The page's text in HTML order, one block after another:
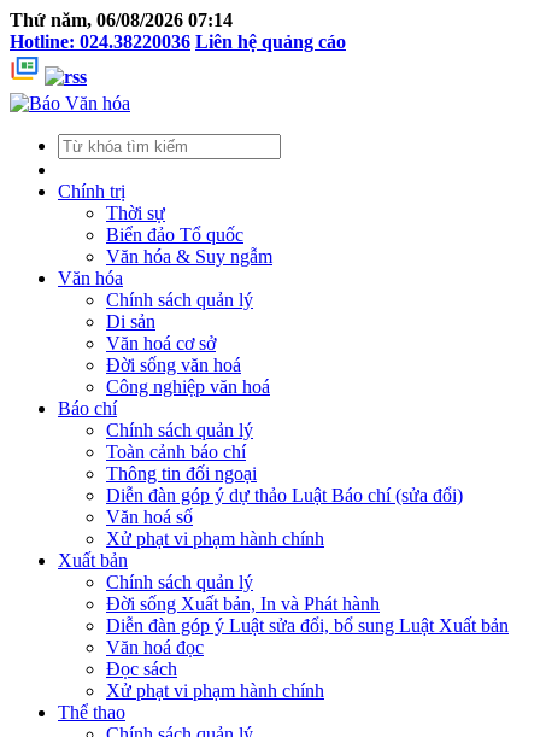
Thứ năm, 06/08/2026 07:14
Hotline: 024.38220036 Liên hệ quảng cáo
Chính trị
Thời sự
Biển đảo Tổ quốc
Văn hóa & Suy ngẫm
Văn hóa
Chính sách quản lý
Di sản
Văn hoá cơ sở
Đời sống văn hoá
Công nghiệp văn hoá
Báo chí
Chính sách quản lý
Toàn cảnh báo chí
Thông tin đối ngoại
Diễn đàn góp ý dự thảo Luật Báo chí (sửa đổi)
Văn hoá số
Xử phạt vi phạm hành chính
Xuất bản
Chính sách quản lý
Đời sống Xuất bản, In và Phát hành
Diễn đàn góp ý Luật sửa đổi, bổ sung Luật Xuất bản
Văn hoá đọc
Đọc sách
Xử phạt vi phạm hành chính
Thể thao